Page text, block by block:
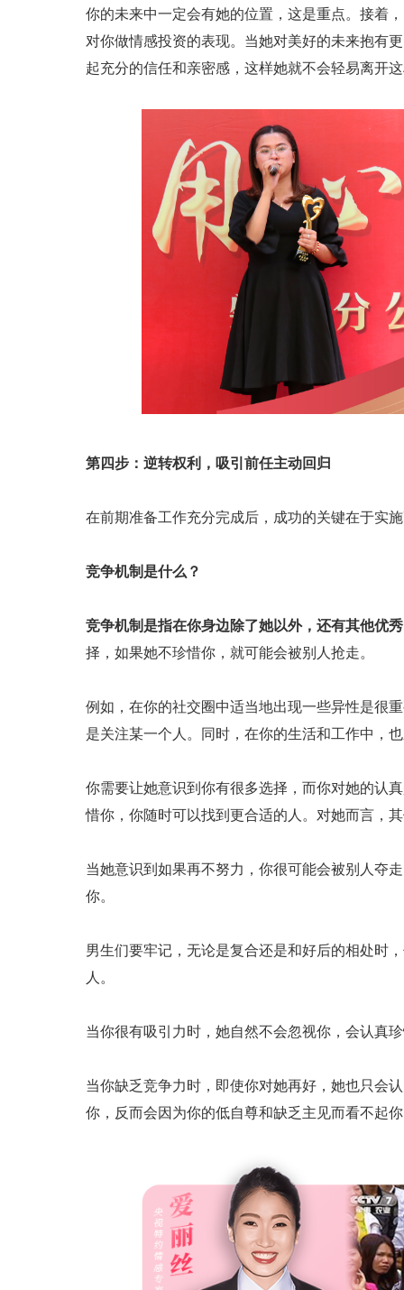
你的未来中一定会有她的位置，这是重点。接着
对你做情感投资的表现。当她对美好的未来抱有
起充分的信任和亲密感，这样她就不会轻易离开
第四步：逆转权利，吸引前任主动回归
在前期准备工作充分完成后，成功的关键在于实
竞争机制是什么？
竞争机制是指在你身边除了她以外，还有其他优
择，如果她不珍惜你，就可能会被别人抢走。
例如，在你的社交圈中适当地出现一些异性是很
是关注某一个人。同时，在你的生活和工作中，
你需要让她意识到你有很多选择，而你对她的认
惜你，你随时可以找到更合适的人。对她而言，
当她意识到如果再不努力，你很可能会被别人夺
你。
男生们要牢记，无论是复合还是和好后的相处时
人。
当你很有吸引力时，她自然不会忽视你，会认真
当你缺乏竞争力时，即使你对她再好，她也只会
你，反而会因为你的低自尊和缺乏主见而看不起